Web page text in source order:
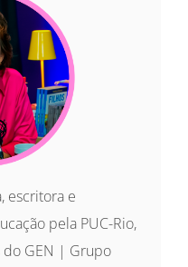
escritora e
pela PUC-Rio,
do GEN | Grupo